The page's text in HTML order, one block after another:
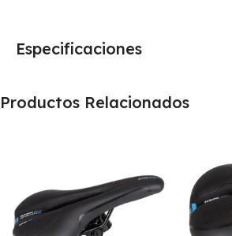
Especificaciones
Productos Relacionados